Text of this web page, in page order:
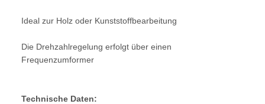
Ideal zur Holz oder Kunststoffbearbeitung
Die Drehzahlregelung erfolgt über einen
Frequenzumformer
Technische Daten: